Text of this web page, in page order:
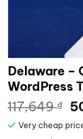
Delaware –
WordPress
117,649₫
Very cheap